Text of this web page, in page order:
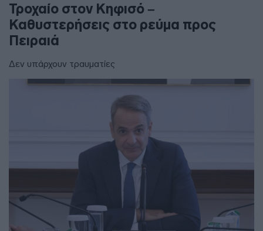
Τροχαίο στον Κηφισό –
Καθυστερήσεις στο ρεύμα προς
Πειραιά
Δεν υπάρχουν τραυματίες